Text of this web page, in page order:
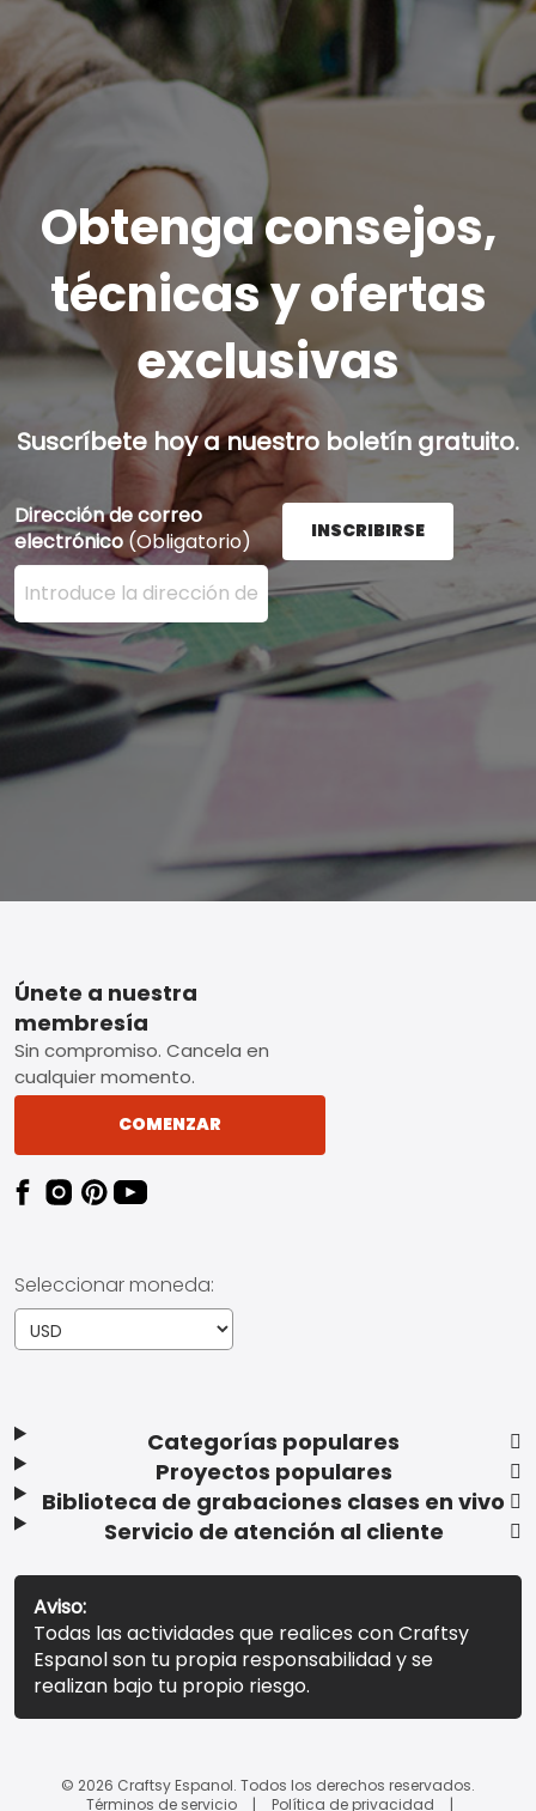
Obtenga consejos,
técnicas y ofertas
exclusivas
Suscríbete hoy a nuestro boletín gratuito.
Dirección de correo
electrónico (Obligatorio)
Ingrese su dirección de correo electrónico aquí y
INSCRIBIRSE
Footer
Categorías populares
Proyectos populares
Biblioteca de grabaciones clases en vivo
Servicio de atención al cliente
Únete a nuestra
membresía
Sin compromiso. Cancela en
cualquier momento.
COMENZAR
Seleccionar moneda:
Aviso:
Todas las actividades que realices con Craftsy
Espanol son tu propia responsabilidad y se
realizan bajo tu propio riesgo.
© 2026 Craftsy Espanol. Todos los derechos reservados.
Términos de servicio
Política de privacidad